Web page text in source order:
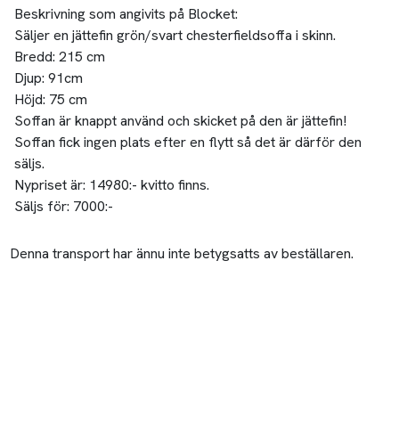
Beskrivning som angivits på Blocket:
Säljer en jättefin grön/svart chesterfieldsoffa i skinn.
Bredd: 215 cm
Djup: 91cm
Höjd: 75 cm
Soffan är knappt använd och skicket på den är jättefin!
Soffan fick ingen plats efter en flytt så det är därför den
säljs.
Nypriset är: 14980:- kvitto finns.
Säljs för: 7000:-
Denna transport har ännu inte betygsatts av beställaren.